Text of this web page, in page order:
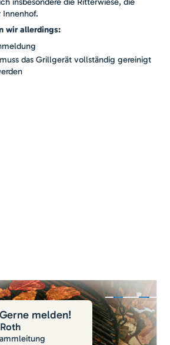
Innenhof.
wir allerdings:
das Grillgerät vollständig gereinigt
melden!
Roth